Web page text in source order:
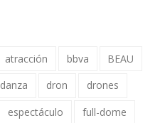
atracción bbva
BEAU
danza dron
drones
espectáculo
full-dome